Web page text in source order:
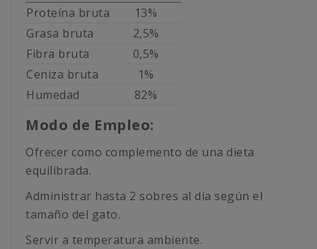
Proteína bruta
13%
Grasa bruta
2,5%
Fibra bruta
0,5%
Ceniza bruta
1%
Humedad
82%
Modo de Empleo:
Ofrecer como complemento de una dieta
equilibrada.
Administrar hasta 2 sobres al día según el
tamaño del gato.
Servir a temperatura ambiente.